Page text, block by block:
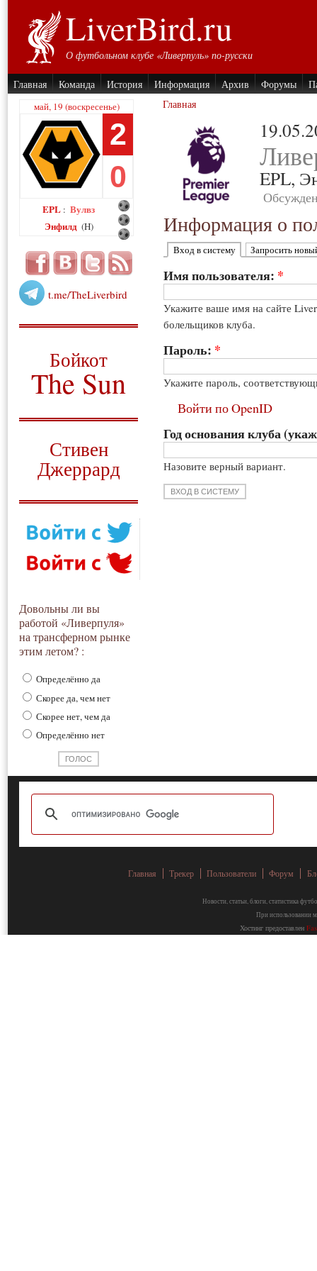
LiverBird.ru
О футбольном клубе «Ливерпуль» по-русски
Главная Команда История Информация Архив Форумы
май, 19 (воскресенье)
2
0
EPL : Вулвз
Энфилд (H)
t.me/TheLiverbird
Бойкот
The Sun
Стивен
Джеррард
Довольны ли вы
работой «Ливерпуля»
на трансферном рынке
этим летом? :
Определённо да
Скорее да, чем нет
Скорее нет, чем да
Определённо нет
Главная
EPL,
Информация о
Вход в систему Запросить
Имя пользователя: *
Укажите ваше имя на сайте
болельщиков клуба.
Пароль: *
Укажите пароль,
Войти по OpenID
Год основания клуба
Назовите верный вариант.
Главная Трекер Пользователи Форум
Новости, статьи, блоги, статистика
При использовании
Хостинг предоставлен